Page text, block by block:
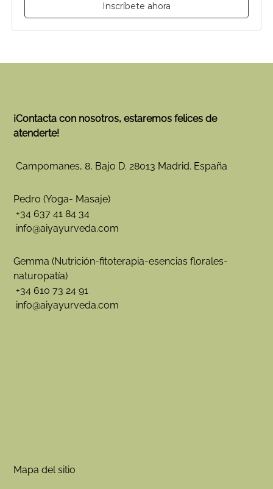
Inscríbete ahora
¡Contacta con nosotros, estaremos felices de
atenderte!
Campomanes, 8, Bajo D. 28013 Madrid. España
Pedro (Yoga- Masaje)
+34 637 41 84 34
info@aiyayurveda.com
Gemma (Nutrición-fitoterapia-esencias florales-
naturopatía)
+34 610 73 24 91
info@aiyayurveda.com
Mapa del sitio